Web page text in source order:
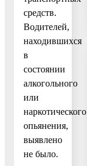
средств.
Водителей,
находившихся
в
состоянии
алкогольного
или
наркотического
опьянения,
выявлено
не было.